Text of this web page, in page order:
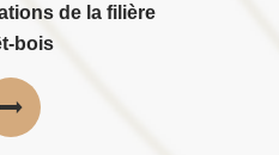
de la filière
bois